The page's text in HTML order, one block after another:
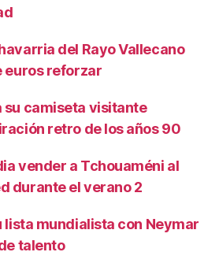
del Rayo Vallecano
euros reforzar
camiseta visitante
retro de los años 90
vender a Tchouaméni al
durante el verano 2
lista mundialista con Neymar
talento